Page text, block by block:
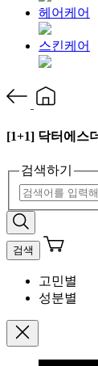
헤어케어
스킨케어
[1+1] 닥터에스
검색하기
검색
고민별
성분별